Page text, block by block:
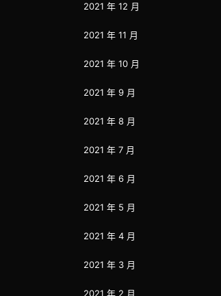
2021 年 12 月
2021 年 11 月
2021 年 10 月
2021 年 9 月
2021 年 8 月
2021 年 7 月
2021 年 6 月
2021 年 5 月
2021 年 4 月
2021 年 3 月
2021 年 2 月